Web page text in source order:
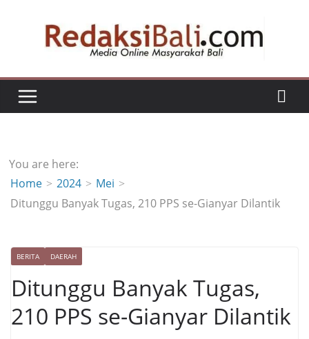
You are here:
Home
2024
Mei
Ditunggu Banyak Tugas, 210 PPS se-Gianyar Dilantik
BERITA DAERAH
Ditunggu Banyak Tugas,
210 PPS se-Gianyar Dilantik